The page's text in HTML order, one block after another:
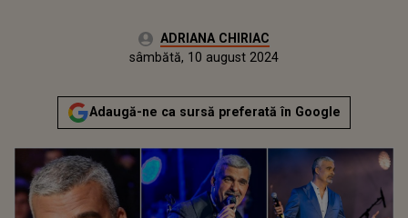
Autor:ADRIANA CHIRIAC
sâmbătă, 10 august 2024Actualizat:
sâmbătă, 10 august 2024
Adaugă-ne ca sursă preferată în Google